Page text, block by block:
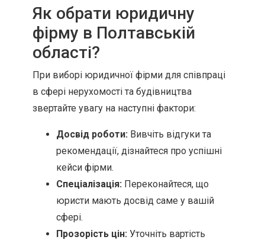
Як обрати юридичну
фірму в Полтавській
області?
При виборі юридичної фірми для співпраці
в сфері нерухомості та будівництва
звертайте увагу на наступні фактори:
Досвід роботи: Вивчіть відгуки та
рекомендації, дізнайтеся про успішні
кейси фірми.
Спеціалізація: Переконайтеся, що
юристи мають досвід саме у вашій
сфері.
Прозорість цін: Уточніть вартість